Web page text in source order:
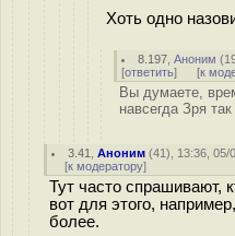
Хоть одно
8.197 ,Аноним (
[ответить] [к
Вы думаете,
навсегда Зря
3.41 ,Аноним (41), 13:36, 05/
[к модератору]
Тут часто спрашивают,
вот для этого,
более.